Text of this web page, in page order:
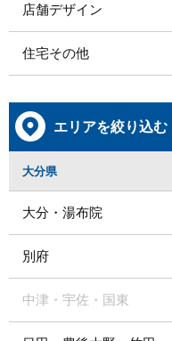
店舗デザイン
住宅その他
エリアを絞り込む
大分県
大分・湯布院
別府
中津・宇佐・国東